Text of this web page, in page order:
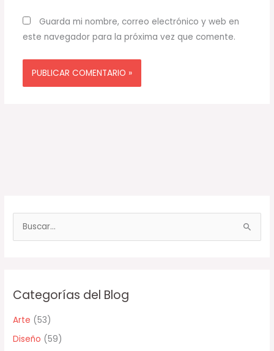
Guarda mi nombre, correo electrónico y web en
este navegador para la próxima vez que comente.
u
a
o
Categorías del Blog
Arte (53)
Diseño (59)